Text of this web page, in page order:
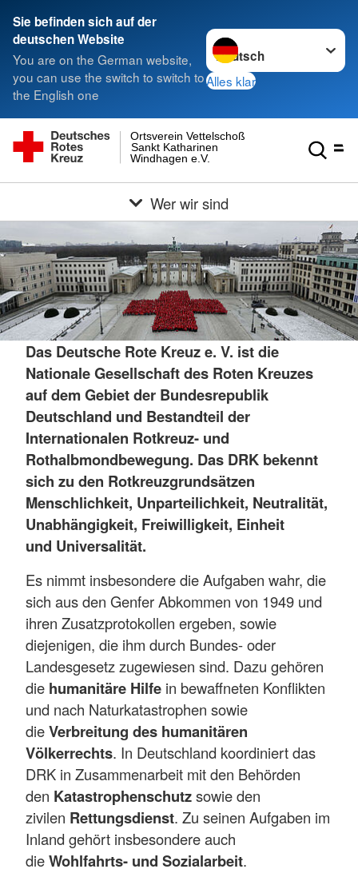
Sie befinden sich auf der
deutschen Website
You are on the German website,
you can use the switch to switch to
the English one
Sprache wechseln zu
Alles klar
Windhagen e.V.
Sankt Katharinen
Ortsverein Vettelschoß
Wer wir sind
Das Deutsche Rote Kreuz e. V. ist die
Nationale Gesellschaft des Roten Kreuzes
auf dem Gebiet der Bundesrepublik
Deutschland und Bestandteil der
Internationalen Rotkreuz- und
Rothalbmondbewegung. Das DRK bekennt
sich zu den Rotkreuzgrundsätzen
Menschlichkeit, Unparteilichkeit, Neutralität,
Unabhängigkeit, Freiwilligkeit, Einheit
und Universalität.
Es nimmt insbesondere die Aufgaben wahr, die
sich aus den Genfer Abkommen von 1949 und
ihren Zusatzprotokollen ergeben, sowie
diejenigen, die ihm durch Bundes- oder
Landesgesetz zugewiesen sind. Dazu gehören
die humanitäre Hilfe in bewaffneten Konflikten
und nach Naturkatastrophen sowie
dieVerbreitung des humanitären
Völkerrechts. In Deutschland koordiniert das
DRK in Zusammenarbeit mit den Behörden
den Katastrophenschutzsowie den
zivilen Rettungsdienst. Zu seinen Aufgaben im
Inland gehört insbesondere auch
dieWohlfahrts- und Sozialarbeit.